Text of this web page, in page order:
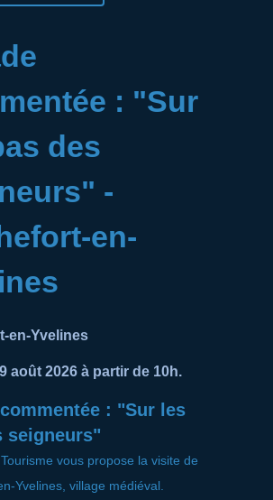
: "Sur
des
-
en-
en-Yvelines
août 2026 à partir de 10h.
: "Sur les
seigneurs"
vous propose la visite de
Yvelines, village médiéval.